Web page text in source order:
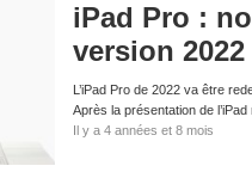
iPad Pro :
version 2022
L’iPad Pro de 2022 va être
Après la présentation de l’iPad
Il y a 4 années et 8 mois